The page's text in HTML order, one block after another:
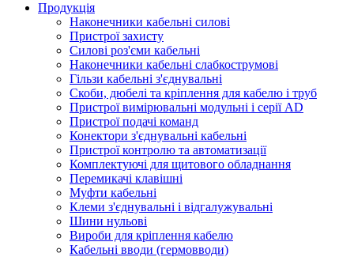
Продукція
Наконечники кабельні силові
Пристрої захисту
Силові роз'єми кабельні
Наконечники кабельні слабкострумові
Гільзи кабельні з'єднувальні
Скоби, дюбелі та кріплення для кабелю і труб
Пристрої вимірювальні модульні і серії AD
Пристрої подачі команд
Конектори з'єднувальні кабельні
Пристрої контролю та автоматизації
Комплектуючі для щитового обладнання
Перемикачі клавішні
Муфти кабельні
Клеми з'єднувальні і відгалужувальні
Шини нульові
Вироби для кріплення кабелю
Кабельні вводи (гермовводи)